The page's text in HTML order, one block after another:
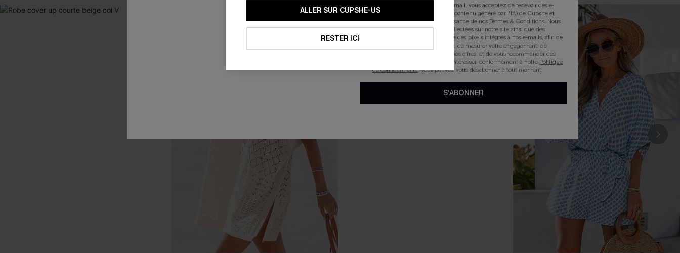
ALLER SUR CUPSHE-US
RESTER ICI
En soumettant votre adresse e-mail, vous acceptez de recevoir des e-
mails marketing (y compris du contenu généré par l'IA) de Cupshe et
reconnaissez avoir pris connaissance de nosTermes & Conditions. Nous
pouvons utiliser les données collectées sur notre site ainsi que des
technologies de suivi, telles que des pixels intégrés à nos e-mails, afin de
savoir si ceux-ci ont été ouverts, de mesurer votre engagement, de
personnaliser nos contenus et nos offres, et de vous recommander des
produits susceptibles de vous intéresser, conformément à notre Politique
de confidentialité. Vous pouvez vous désabonner à tout moment.
S'ABONNER